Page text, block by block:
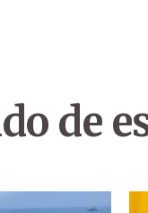
de